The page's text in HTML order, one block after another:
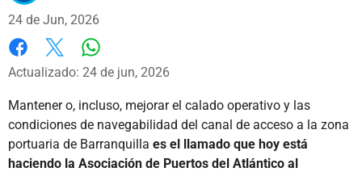
24 de Jun, 2026
Facebook
X
Actualizado: 24 de jun, 2026
Mantener o, incluso, mejorar el calado operativo y las
condiciones de navegabilidad del canal de acceso a la zona
portuaria de Barranquilla es el llamado que hoy está
haciendo la Asociación de Puertos del Atlántico al